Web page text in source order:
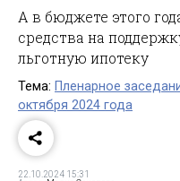
А в бюджете этого
средства на
льготную ипотеку
Тема: Пленарное
октября 2024 года
22.10.2024 15:31